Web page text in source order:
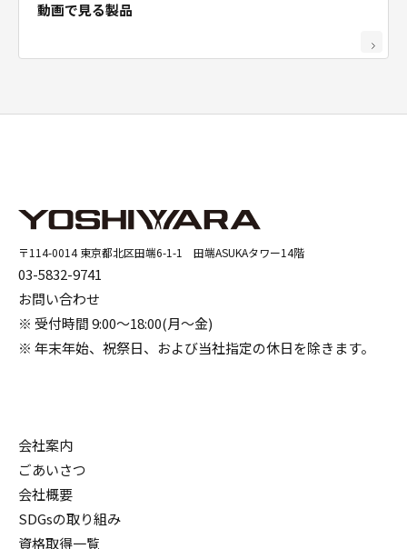
その他商品
動画で見る製品
〒114-0014 東京都北区田端6-1-1 田端ASUKAタワー14階
03-5832-9741
お問い合わせ
※ 受付時間 9:00～18:00(月～金)
※ 年末年始、祝祭日、および当社指定の休日を除きます。
会社案内
ごあいさつ
会社概要
SDGsの取り組み
資格取得一覧